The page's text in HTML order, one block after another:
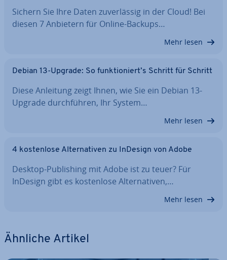
Sichern Sie Ihre Daten zu­ver­läs­sig in der Cloud! Bei
diesen 7 Anbietern für Online-Backups…
Mehr lesen
Debian 13-Upgrade: So funk­tio­niert’s Schritt für Schritt
Diese Anleitung zeigt Ihnen, wie Sie ein Debian 13-
Upgrade durch­füh­ren, Ihr System…
Mehr lesen
4 kos­ten­lo­se Al­ter­na­ti­ven zu InDesign von Adobe
Desktop-Pu­bli­shing mit Adobe ist zu teuer? Für
InDesign gibt es kos­ten­lo­se Al­ter­na­ti­ven,…
Mehr lesen
Ähnliche Artikel